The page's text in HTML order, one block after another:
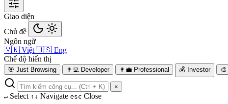
Giao diện
Chủ đề
Ngôn ngữ
🇻🇳 Việt 🇺🇸 Eng
Chế độ hiển thị
🎯 Just Browsing 👨‍💻 Developer 👩‍💼 Professional 💰 Investor 🎨
×
↵ Select ↑↓ Navigate esc Close